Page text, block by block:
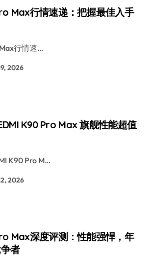
Max行情速递：把握最佳入手
Max行情速…
2026
K90 Pro Max 旗舰性能超值
K90 Pro M…
2026
Max深度评测：性能强悍，年
者